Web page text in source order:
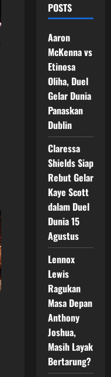
POSTS
Aaron
McKenna vs
Etinosa
Oliha, Duel
Gelar Dunia
Panaskan
Dublin
Claressa
Shields Siap
Rebut Gelar
Kaye Scott
dalam Duel
Dunia 15
Agustus
Lennox
Lewis
Ragukan
Masa Depan
Anthony
Joshua,
Masih Layak
Bertarung?